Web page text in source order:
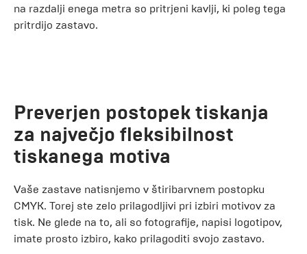
na razdalji enega metra so pritrjeni kavlji, ki poleg tega
pritrdijo zastavo.
Preverjen postopek tiskanja
za največjo fleksibilnost
tiskanega motiva
Vaše zastave natisnjemo v štiribarvnem postopku
CMYK. Torej ste zelo prilagodljivi pri izbiri motivov za
tisk. Ne glede na to, ali so fotografije, napisi logotipov,
imate prosto izbiro, kako prilagoditi svojo zastavo.